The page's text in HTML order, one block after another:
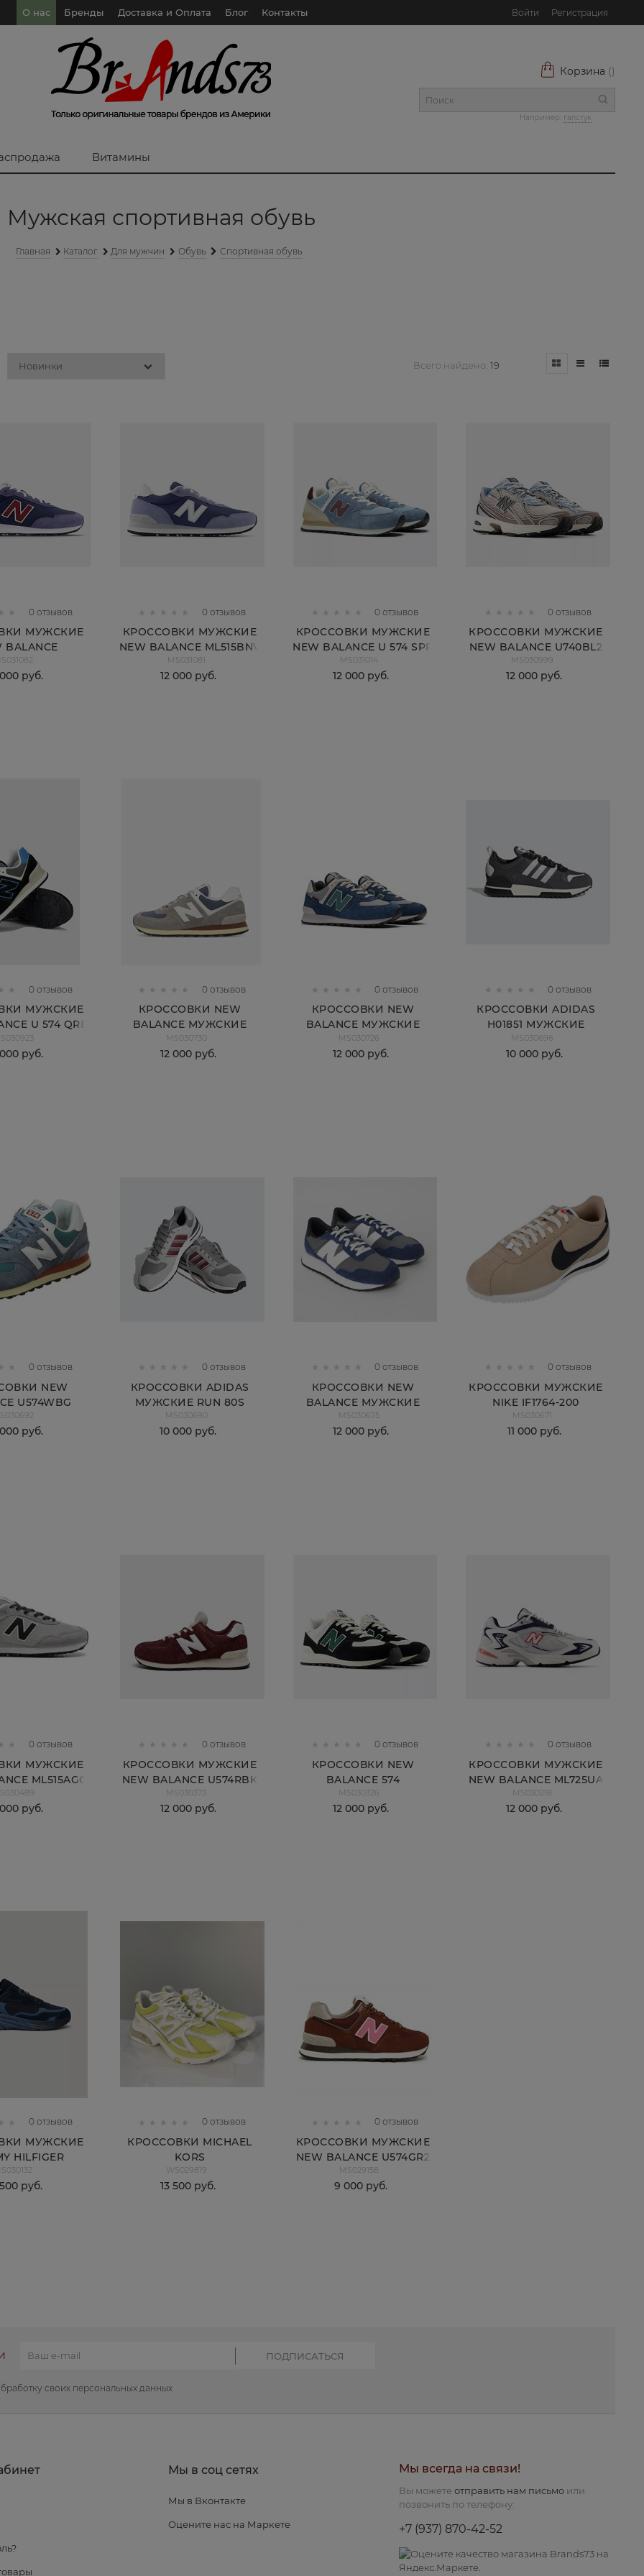
О нас Бренды Доставка и Оплата Блог Контакты Войти Регистрация
Корзина ()
Например: галстук
Витамины
Мужская спортивная обувь
Главная Каталог Для мужчин Обувь Спортивная обувь
Всего найдено: 19
0 отзывов
МУЖСКИЕ
BALANCE
руб.
0 отзывов
КРОССОВКИ МУЖСКИЕ
NEW BALANCE ML515BNV
MS031081
12 000 руб.
0 отзывов
КРОССОВКИ МУЖСКИЕ
NEW BALANCE U 574 SPR
MS031014
12 000 руб.
0 отзывов
КРОССОВКИ МУЖСКИЕ
NEW BALANCE U740BL2
MS030999
12 000 руб.
0 отзывов
МУЖСКИЕ
U 574 QRB
руб.
0 отзывов
КРОССОВКИ NEW
BALANCE МУЖСКИЕ
U574WGN
MS030730
12 000 руб.
0 отзывов
КРОССОВКИ NEW
BALANCE МУЖСКИЕ
U574SOA
MS030726
12 000 руб.
0 отзывов
КРОССОВКИ ADIDAS
H01851 МУЖСКИЕ
MS030696
10 000 руб.
0 отзывов
NEW
U574WBG
руб.
0 отзывов
КРОССОВКИ ADIDAS
МУЖСКИЕ RUN 80S
MS030690
10 000 руб.
0 отзывов
КРОССОВКИ NEW
BALANCE МУЖСКИЕ
MS237VCN
MS030675
12 000 руб.
0 отзывов
КРОССОВКИ МУЖСКИЕ
NIKE IF1764-200
MS030671
11 000 руб.
0 отзывов
МУЖСКИЕ
ML515AGG
руб.
0 отзывов
КРОССОВКИ МУЖСКИЕ
NEW BALANCE U574RBK
MS030373
12 000 руб.
0 отзывов
КРОССОВКИ NEW
BALANCE 574
MS030326
12 000 руб.
0 отзывов
КРОССОВКИ МУЖСКИЕ
NEW BALANCE ML725UA
MS030218
12 000 руб.
0 отзывов
МУЖСКИЕ
HILFIGER
руб.
0 отзывов
КРОССОВКИ MICHAEL
KORS
WS029819
13 500 руб.
0 отзывов
КРОССОВКИ МУЖСКИЕ
NEW BALANCE U574GR2
MS029158
9 000 руб.
своих персональных данных
Мы в соц сетях
Мы в Вконтакте
Оцените нас на Маркете
Мы всегда на связи!
Вы можете отправить нам письмо или
позвонить по телефону:
+7 (937) 870-42-52